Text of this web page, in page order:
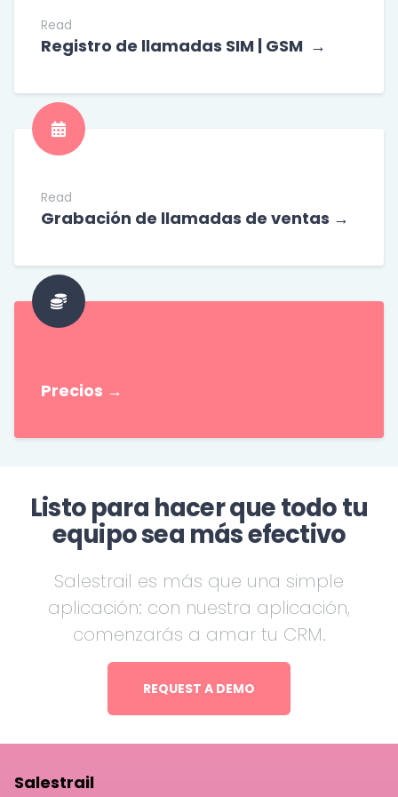
Read
Registro de llamadas SIM | GSM →
Read
Grabación de llamadas de ventas →
Precios →
Listo para hacer que todo tu
equipo sea más efectivo
Salestrail es más que una simple
aplicación: con nuestra aplicación,
comenzarás a amar tu CRM.
REQUEST A DEMO
Salestrail